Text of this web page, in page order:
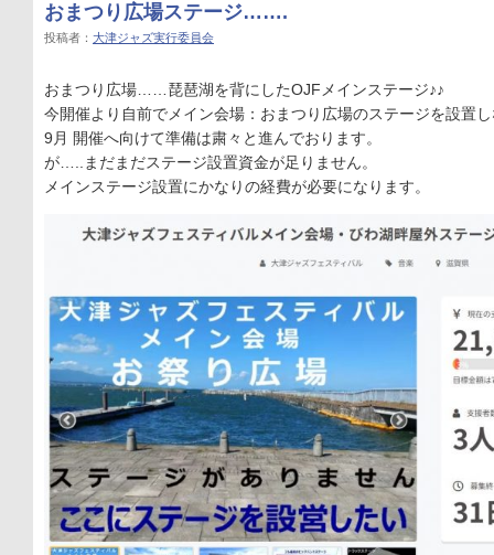
おまつり広場ステージ…….
投稿者： 大津ジャズ実行委員会
おまつり広場……琵琶湖を背にしたOJFメインステージ♪♪
今開催より自前でメイン会場：おまつり広場のステージを設置
9月 開催へ向けて準備は粛々と進んでおります。
が…..まだまだステージ設置資金が足りません。
メインステージ設置にかなりの経費が必要になります。